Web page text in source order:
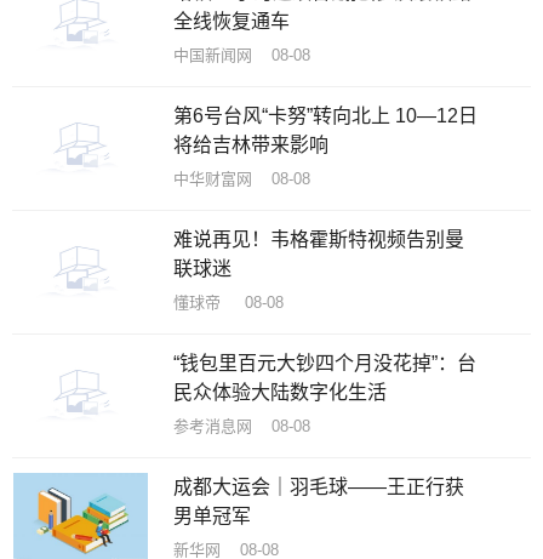
全线恢复通车
中国新闻网 08-08
第6号台风“卡努”转向北上 10—12日
将给吉林带来影响
中华财富网 08-08
难说再见！韦格霍斯特视频告别曼
联球迷
懂球帝 08-08
“钱包里百元大钞四个月没花掉”：台
民众体验大陆数字化生活
参考消息网 08-08
成都大运会｜羽毛球——王正行获
男单冠军
新华网 08-08